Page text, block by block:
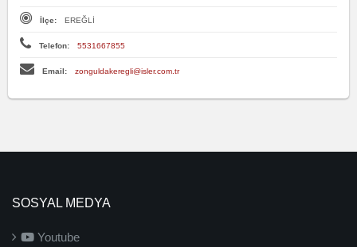
İlçe: EREĞLİ
Telefon: 5531667855
Email: zonguldakeregli@isler.com.tr
SOSYAL MEDYA
Youtube